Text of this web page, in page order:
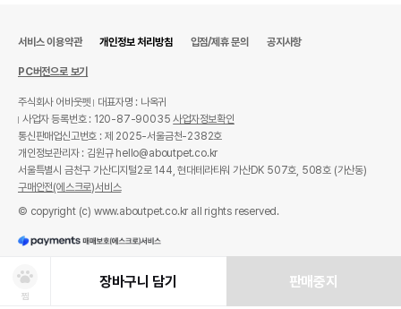
찜
장바구니 담기 판매중지
서비스 이용약관 개인정보 처리방침 입점/제휴 문의 공지사항
PC버전으로 보기
주식회사 어바웃펫
대표자명 : 나옥귀
사업자 등록번호 : 120-87-90035사업자정보확인
통신판매업신고번호 : 제 2025-서울금천-2382호
개인정보관리자 : 김원규 hello@aboutpet.co.kr
서울특별시 금천구 가산디지털2로 144, 현대테라타워 가산DK 507호, 508호 (가산동)
구매안전(에스크로)서비스
© copyright (c) www.aboutpet.co.kr all rights reserved.